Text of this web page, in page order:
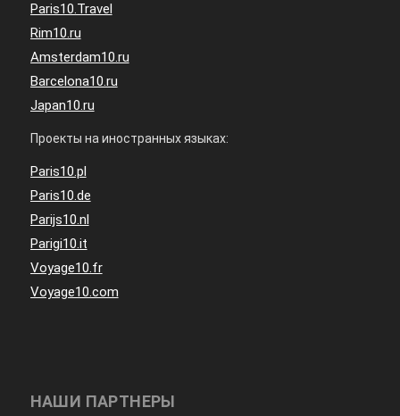
Paris10.Travel
Rim10.ru
Amsterdam10.ru
Barcelona10.ru
Japan10.ru
Проекты на иностранных языках:
Paris10.pl
Paris10.de
Parijs10.nl
Parigi10.it
Voyage10.fr
Voyage10.com
НАШИ ПАРТНЕРЫ